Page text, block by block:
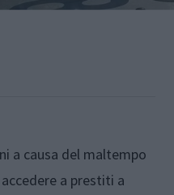
a causa del maltempo
a prestiti a